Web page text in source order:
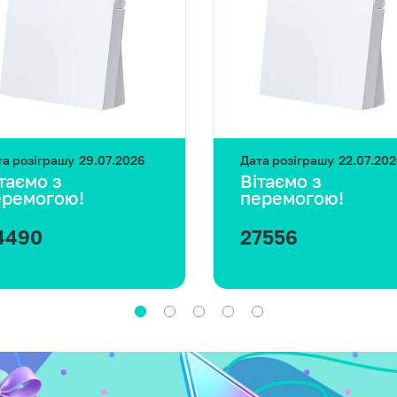
розіграшу 29.07.2026
з
Дата розіграшу
Вітаємо з
перемогою!
27556